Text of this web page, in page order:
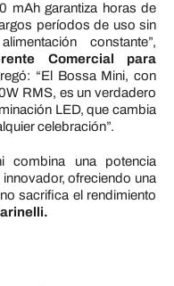
mAh garantiza horas de
períodos de uso sin
constante”,
Comercial para
“El Bossa Mini, con
RMS, es un verdadero
LED, que cambia
celebración”.
combina una potencia
ofreciendo una
sacrifica el rendimiento